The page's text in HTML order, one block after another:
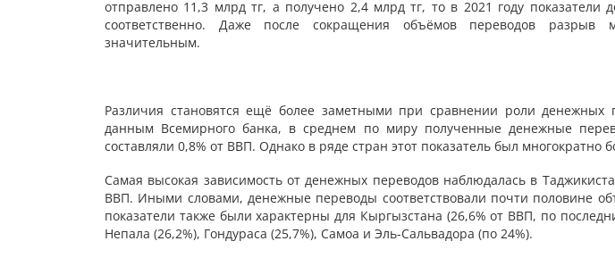
отправлено 11,3 млрд тг, а получено 2,4 млрд тг, то в 2021 году показатели
соответственно. Даже после сокращения объёмов переводов разрыв
значительным.
Различия становятся ещё более заметными при сравнении роли денежных
данным Всемирного банка, в среднем по миру полученные денежные
составляли 0,8% от ВВП. Однако в ряде стран этот показатель был многократно
Самая высокая зависимость от денежных переводов наблюдалась в
ВВП. Иными словами, денежные переводы соответствовали почти половине
показатели также были характерны для Кыргызстана (26,6% от ВВП, по
Непала (26,2%), Гондураса (25,7%), Самоа и Эль-Сальвадора (по 24%).